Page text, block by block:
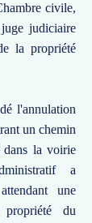
civile,
judiciaire
la propriété
l'annulation
un chemin
dans la voirie
a
une
du